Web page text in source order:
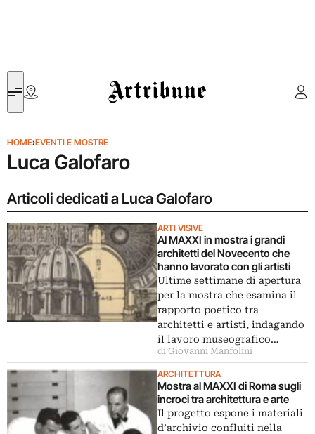
Artribune
HOME›EVENTI E MOSTRE
Luca Galofaro
Articoli dedicati a Luca Galofaro
ARTI VISIVE
Al MAXXI in mostra i grandi
architetti del Novecento che
hanno lavorato con gli artisti
Ultime settimane di apertura
per la mostra che esamina il
rapporto poetico tra
architetti e artisti, indagando
il lavoro museografico…
di Giovanni Manfolini
ARCHITETTURA
Mostra al MAXXI di Roma sugli
incroci tra architettura e arte
Il progetto espone i materiali
d’archivio confluiti nella